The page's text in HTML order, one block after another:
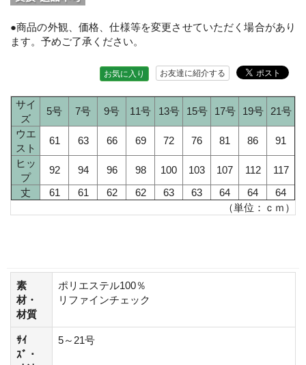
●商品の外観、価格、仕様等を変更させていただく場合があり
ます。予めご了承ください。
お友達に紹介する
お気に入り
サイ
ズ
5号 7号 9号 11号 13号 15号 17号 19号
21号
ウエ
スト
61 63 66 69 72 76 81 86
91
ヒッ
プ
92 94 96 98 100 103 107 112
117
丈
61 61 62 62 63 63 64 64
64
（単位：ｃｍ）
素
材・
材質
ポリエステル100％
リファインチェック
ｻｲ
ｽﾞ・
5～21号